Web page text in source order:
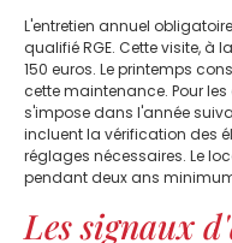
L'entretien annuel
qualifié RGE. Cette visite, à
150 euros. Le printemps
cette maintenance. Pour
s'impose dans l'année
incluent la vérification des
réglages nécessaires. Le
pendant deux ans
Les signaux